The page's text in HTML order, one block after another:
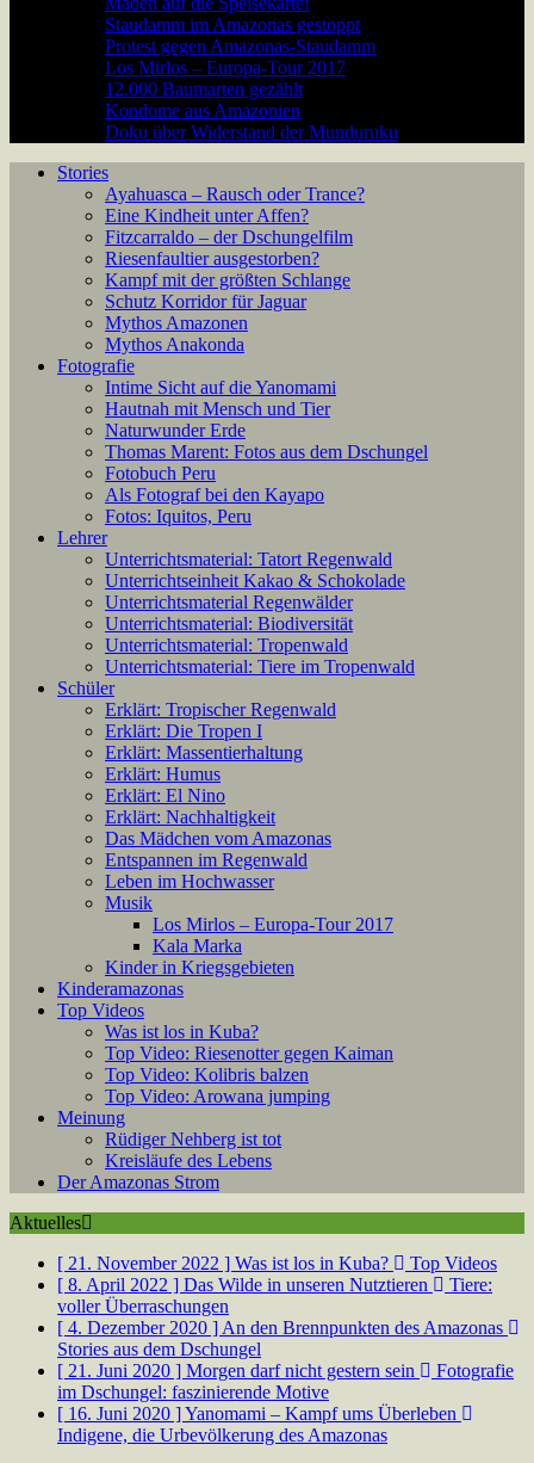
Staudamm im Amazonas gestoppt
Protest gegen Amazonas-Staudamm
Los Mirlos – Europa-Tour 2017
12.000 Baumarten gezählt
Kondome aus Amazonien
Doku über Widerstand der Munduruku
Stories
Ayahuasca – Rausch oder Trance?
Eine Kindheit unter Affen?
Fitzcarraldo – der Dschungelfilm
Riesenfaultier ausgestorben?
Kampf mit der größten Schlange
Schutz Korridor für Jaguar
Mythos Amazonen
Mythos Anakonda
Fotografie
Intime Sicht auf die Yanomami
Hautnah mit Mensch und Tier
Naturwunder Erde
Thomas Marent: Fotos aus dem Dschungel
Fotobuch Peru
Als Fotograf bei den Kayapo
Fotos: Iquitos, Peru
Lehrer
Unterrichtsmaterial: Tatort Regenwald
Unterrichtseinheit Kakao & Schokolade
Unterrichtsmaterial Regenwälder
Unterrichtsmaterial: Biodiversität
Unterrichtsmaterial: Tropenwald
Unterrichtsmaterial: Tiere im Tropenwald
Schüler
Erklärt: Tropischer Regenwald
Erklärt: Die Tropen I
Erklärt: Massentierhaltung
Erklärt: Humus
Erklärt: El Nino
Erklärt: Nachhaltigkeit
Das Mädchen vom Amazonas
Entspannen im Regenwald
Leben im Hochwasser
Musik
Los Mirlos – Europa-Tour 2017
Kala Marka
Kinder in Kriegsgebieten
Kinderamazonas
Top Videos
Was ist los in Kuba?
Top Video: Riesenotter gegen Kaiman
Top Video: Kolibris balzen
Top Video: Arowana jumping
Meinung
Rüdiger Nehberg ist tot
Kreisläufe des Lebens
Der Amazonas Strom
Aktuelles
[ 21. November 2022 ] Was ist los in Kuba?
Top Videos
[ 8. April 2022 ] Das Wilde in unseren Nutztieren
Tiere:
voller Überraschungen
[ 4. Dezember 2020 ] An den Brennpunkten des Amazonas
Stories aus dem Dschungel
[ 21. Juni 2020 ] Morgen darf nicht gestern sein
Fotografie
im Dschungel: faszinierende Motive
[ 16. Juni 2020 ]Yanomami – Kampf ums Überleben
Indigene, die Urbevölkerung des Amazonas